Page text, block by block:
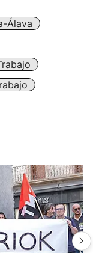
Álava